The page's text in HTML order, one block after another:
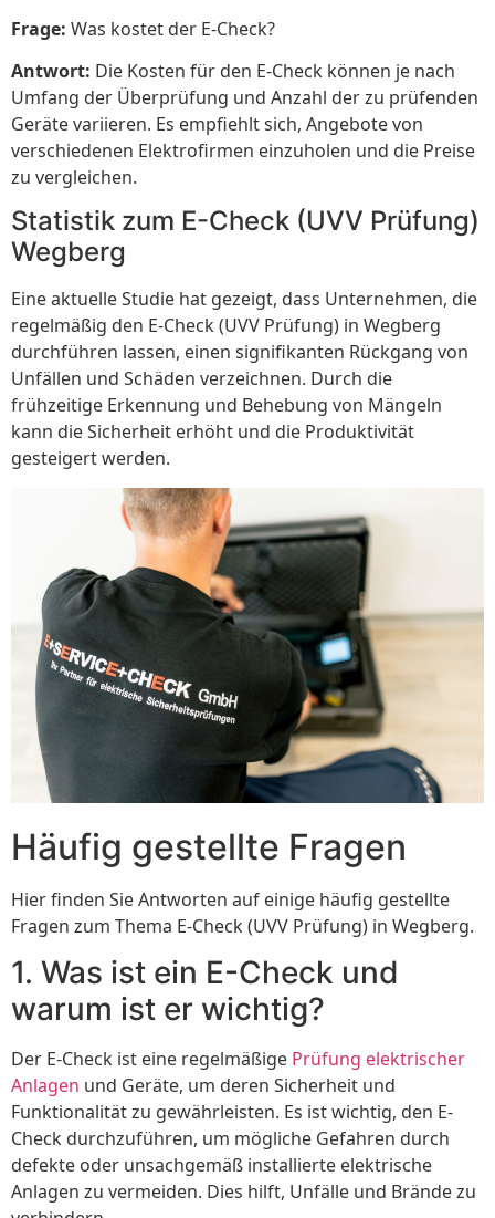
Frage: Was kostet der E-Check?
Antwort: Die Kosten für den E-Check können je nach
Umfang der Überprüfung und Anzahl der zu prüfenden
Geräte variieren. Es empfiehlt sich, Angebote von
verschiedenen Elektrofirmen einzuholen und die Preise
zu vergleichen.
Statistik zum E-Check (UVV Prüfung)
Wegberg
Eine aktuelle Studie hat gezeigt, dass Unternehmen, die
regelmäßig den E-Check (UVV Prüfung) in Wegberg
durchführen lassen, einen signifikanten Rückgang von
Unfällen und Schäden verzeichnen. Durch die
frühzeitige Erkennung und Behebung von Mängeln
kann die Sicherheit erhöht und die Produktivität
gesteigert werden.
Häufig gestellte Fragen
Hier finden Sie Antworten auf einige häufig gestellte
Fragen zum Thema E-Check (UVV Prüfung) in Wegberg.
1. Was ist ein E-Check und
warum ist er wichtig?
Der E-Check ist eine regelmäßige Prüfung elektrischer
Anlagen und Geräte, um deren Sicherheit und
Funktionalität zu gewährleisten. Es ist wichtig, den E-
Check durchzuführen, um mögliche Gefahren durch
defekte oder unsachgemäß installierte elektrische
Anlagen zu vermeiden. Dies hilft, Unfälle und Brände zu